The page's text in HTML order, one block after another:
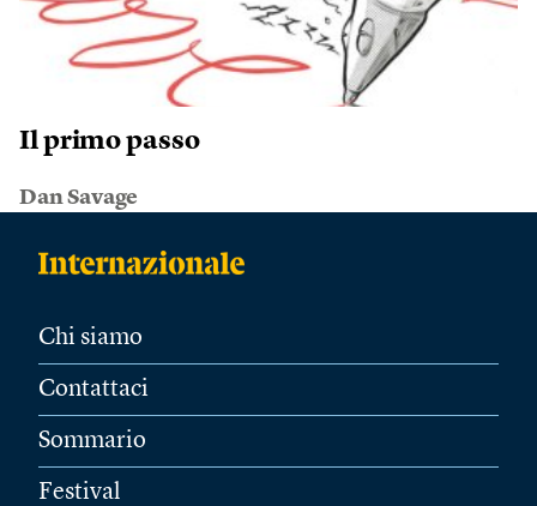
Il primo passo
Dan Savage
Chi siamo
Contattaci
Sommario
Festival